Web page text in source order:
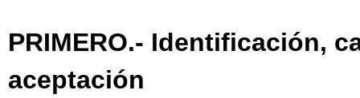
PRIMERO.- Identificación,
aceptación